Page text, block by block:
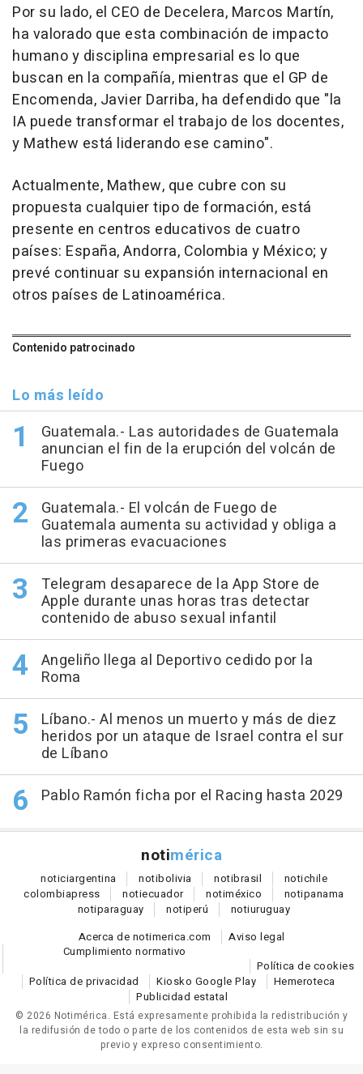
Por su lado, el CEO de Decelera, Marcos Martín,
ha valorado que esta combinación de impacto
humano y disciplina empresarial es lo que
buscan en la compañía, mientras que el GP de
Encomenda, Javier Darriba, ha defendido que "la
IA puede transformar el trabajo de los docentes,
y Mathew está liderando ese camino".
Actualmente, Mathew, que cubre con su
propuesta cualquier tipo de formación, está
presente en centros educativos de cuatro
países: España, Andorra, Colombia y México; y
prevé continuar su expansión internacional en
otros países de Latinoamérica.
Contenido patrocinado
Lo más leído
Guatemala.- Las autoridades de Guatemala
anuncian el fin de la erupción del volcán de
Fuego
Guatemala.- El volcán de Fuego de
Guatemala aumenta su actividad y obliga a
las primeras evacuaciones
Telegram desaparece de la App Store de
Apple durante unas horas tras detectar
contenido de abuso sexual infantil
Angeliño llega al Deportivo cedido por la
Roma
Líbano.- Al menos un muerto y más de diez
heridos por un ataque de Israel contra el sur
de Líbano
Pablo Ramón ficha por el Racing hasta 2029
notimérica
noticiargentina notibolivia notibrasil notichile
colombiapress notiecuador notiméxico notipanama
notiparaguay notiperú notiuruguay
Acerca de notimerica.com
Aviso legal
Cumplimiento normativo
Política de cookies
Política de privacidad
Kiosko Google Play
Hemeroteca
Publicidad estatal
© 2026 Notimérica. Está expresamente prohibida la redistribución y
la redifusión de todo o parte de los contenidos de esta web sin su
previo y expreso consentimiento.